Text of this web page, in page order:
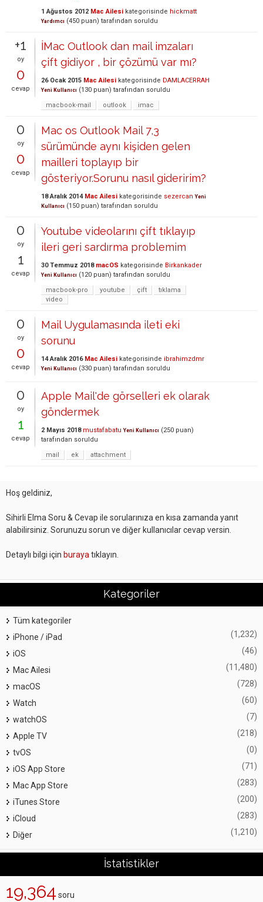
1 Ağustos 2012 Mac Ailesi kategorisinde hickmatt
Yardımcı (450 puan) tarafından soruldu
+1
oy
0
cevap
İMac Outlook dan mail imzaları
çift gidiyor , bir çözümü var mı?
26 Ocak 2015 Mac Ailesi kategorisinde DAMLACERRAH
Yeni Kullanıcı (130 puan) tarafından soruldu
macbook-mail
outlook imac
0
oy
0
cevap
Mac os Outlook Mail 7,3
sürümünde aynı kişiden gelen
mailleri toplayıp bir
gösteriyor.Sorunu nasıl gideririm?
18 Aralık 2014 Mac Ailesi kategorisinde sezercan Yeni
Kullanıcı (150 puan) tarafından soruldu
0
oy
1
cevap
Youtube videolarını çift tıklayıp
ileri geri sardırma problemim
30 Temmuz 2018 macOS kategorisinde Birkankader
Yeni Kullanıcı (120 puan) tarafından soruldu
macbook-pro
youtube çift
tıklama
video
0
oy
0
cevap
Mail Uygulamasında ileti eki
sorunu
14 Aralık 2016 Mac Ailesi kategorisinde ibrahimzdmr
Yeni Kullanıcı (330 puan) tarafından soruldu
0
oy
1
cevap
Apple Mail'de görselleri ek olarak
göndermek
2 Mayıs 2018 mustafabatu Yeni Kullanıcı (250 puan)
tarafından soruldu
mail
ek attachment
Hoş geldiniz,
Sihirli Elma Soru & Cevap ile sorularınıza en kısa zamanda yanıt
alabilirsiniz. Sorunuzu sorun ve diğer kullanıcılar cevap versin.
Detaylı bilgi için buraya tıklayın.
Kategoriler
Tüm kategoriler
iPhone / iPad
(1,232)
iOS (46)
Mac Ailesi (11,480)
macOS (728)
Watch (60)
watchOS (7)
Apple TV (218)
tvOS (0)
iOS App Store (71)
Mac App Store (283)
iTunes Store (200)
iCloud (283)
Diğer (1,210)
İstatistikler
19,364 soru